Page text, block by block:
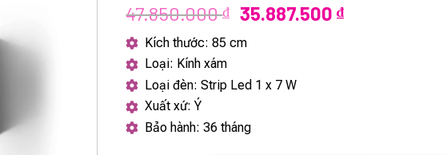
47.850.000₫ Giá
là:
35.887.500 ₫Giá
Kích thước: 85 cm
Loại: Kính xám
Loại đèn: Strip Led 1 x 7 W
Xuất xứ: Ý
Bảo hành: 36 tháng